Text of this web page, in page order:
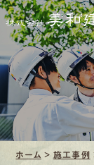
お家をきれい
会社をきれい
クリーニング
施工事例
ホーム >施工事例